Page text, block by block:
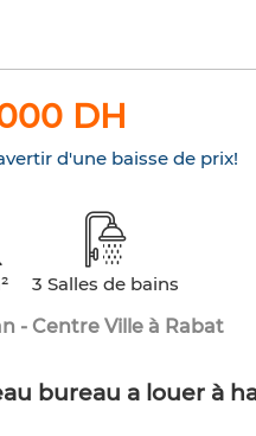
DH
d'une baisse de prix!
3 Salles de bains
- Centre Ville à Rabat
bureau a louer à